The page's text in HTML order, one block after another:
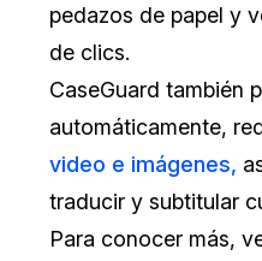
pedazos de papel y
de clics.
CaseGuard también
automáticamente,
video e imágenes,
traducir y subtitular
Para conocer más,